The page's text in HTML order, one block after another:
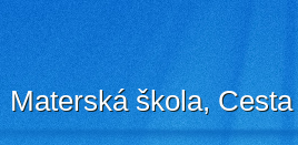
Materská škola,